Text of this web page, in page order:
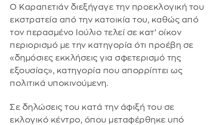
Ο Καραπετιάν διεξήγαγε την προεκλογική του
εκστρατεία από την κατοικία του, καθώς από
τον περασμένο Ιούλιο τελεί σε κατ’ οίκον
περιορισμό με την κατηγορία ότι προέβη σε
«δημόσιες εκκλήσεις για σφετερισμό της
εξουσίας», κατηγορία που απορρίπτει ως
πολιτικά υποκινούμενη.
Σε δηλώσεις του κατά την άφιξή του σε
εκλογικό κέντρο, όπου μεταφέρθηκε υπό